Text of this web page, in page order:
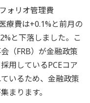
ォリオ管理費
療費は+0.1%と前月の
と下落しました。こ
（FRB）が金融政策
用しているPCEコア
いるため、金融政策
まります。